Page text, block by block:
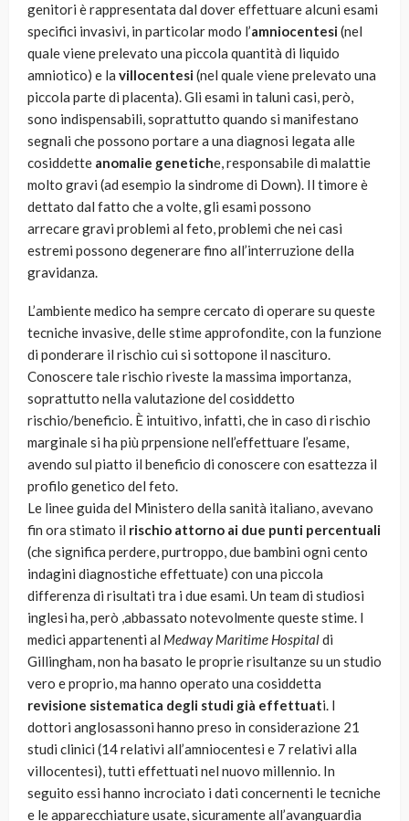
genitori è rappresentata dal dover effettuare alcuni esami
specifici invasivi, in particolar modo l’amniocentesi(nel
quale viene prelevato una piccola quantità di liquido
amniotico) e la villocentesi(nel quale viene prelevato una
piccola parte di placenta). Gli esami in taluni casi, però,
sono indispensabili, soprattutto quando si manifestano
segnali che possono portare a una diagnosi legata alle
cosiddette anomalie genetiche, responsabile di malattie
molto gravi (ad esempio la sindrome di Down). Il timore è
dettato dal fatto che a volte, gli esami possono
arrecare gravi problemi al feto, problemi che nei casi
estremi possono degenerare fino all’interruzione della
gravidanza.
L’ambiente medico ha sempre cercato di operare su queste
tecniche invasive, delle stime approfondite, con la funzione
di ponderare il rischio cui si sottopone il nascituro.
Conoscere tale rischio riveste la massima importanza,
soprattutto nella valutazione del cosiddetto
rischio/beneficio. È intuitivo, infatti, che in caso di rischio
marginale si ha più prpensione nell’effettuare l’esame,
avendo sul piatto il beneficio di conoscere con esattezza il
profilo genetico del feto.
Le linee guida del Ministero della sanità italiano, avevano
fin ora stimato il rischio attorno ai due punti percentuali
(che significa perdere, purtroppo, due bambini ogni cento
indagini diagnostiche effettuate) con una piccola
differenza di risultati tra i due esami. Un team di studiosi
inglesi ha, però ,abbassato notevolmente queste stime. I
medici appartenenti al Medway Maritime Hospitaldi
Gillingham, non ha basato le proprie risultanze su un studio
vero e proprio, ma hanno operato una cosiddetta
revisione sistematica degli studi già effettuati. I
dottori anglosassoni hanno preso in considerazione 21
studi clinici (14 relativi all’amniocentesi e 7 relativi alla
villocentesi), tutti effettuati nel nuovo millennio. In
seguito essi hanno incrociato i dati concernenti le tecniche
e le apparecchiature usate, sicuramente all’avanguardia